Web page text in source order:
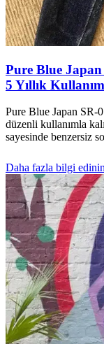
Pure Blue
5 Yıllık
Pure Blue Japan SR-
düzenli kullanımla
sayesinde benzersiz
Daha fazla bilgi edinin